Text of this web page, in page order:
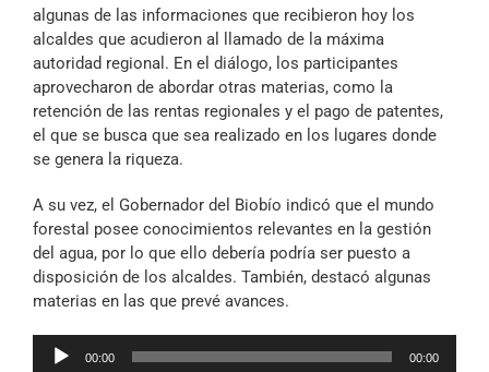
algunas de las informaciones que recibieron hoy los
alcaldes que acudieron al llamado de la máxima
autoridad regional. En el diálogo, los participantes
aprovecharon de abordar otras materias, como la
retención de las rentas regionales y el pago de patentes,
el que se busca que sea realizado en los lugares donde
se genera la riqueza.
A su vez, el Gobernador del Biobío indicó que el mundo
forestal posee conocimientos relevantes en la gestión
del agua, por lo que ello debería podría ser puesto a
disposición de los alcaldes. También, destacó algunas
materias en las que prevé avances.
Reproductor
00:00 00:00